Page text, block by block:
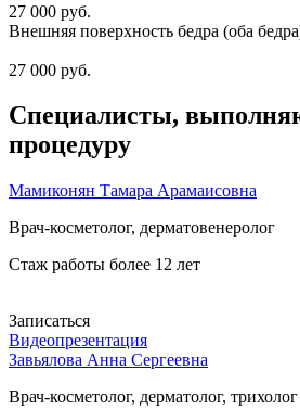
27 000 руб.
Внешняя поверхность бедра (оба
27 000 руб.
Специалисты,
процедуру
Мамиконян Тамара Арамаисовна
Врач-косметолог, дерматовенеролог
Стаж работы более 12 лет
Записаться
Видеопрезентация
Завьялова Анна Сергеевна
Врач-косметолог, дерматолог, трихолог